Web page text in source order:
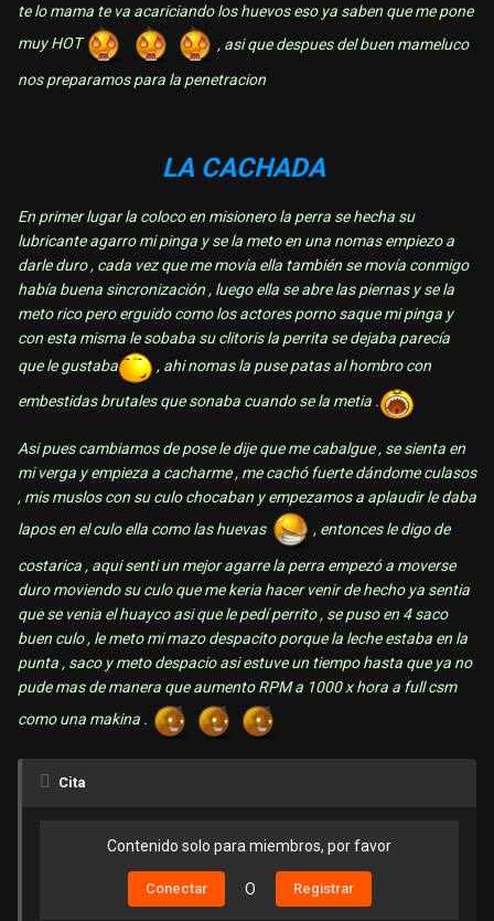
te lo mama te va acariciando los huevos eso ya saben que me pone
muy HOT
, asi que despues del buen mameluco
nos preparamos para la penetracion
LA CACHADA
En primer lugar la coloco en misionero la perra se hecha su
lubricante agarro mi pinga y se la meto en una nomas empiezo a
darle duro , cada vez que me movía ella también se movía conmigo
había buena sincronización , luego ella se abre las piernas y se la
meto rico pero erguido como los actores porno saque mi pinga y
con esta misma le sobaba su clitoris la perrita se dejaba parecía
que le gustaba
, ahi nomas la puse patas al hombro con
embestidas brutales que sonaba cuando se la metia .
Asi pues cambiamos de pose le dije que me cabalgue , se sienta en
mi verga y empieza a cacharme , me cachó fuerte dándome culasos
, mis muslos con su culo chocaban y empezamos a aplaudir le daba
lapos en el culo ella como las huevas
, entonces le digo de
costarica , aqui senti un mejor agarre la perra empezó a moverse
duro moviendo su culo que me keria hacer venir de hecho ya sentia
que se venia el huayco asi que le pedí perrito , se puso en 4 saco
buen culo , le meto mi mazo despacito porque la leche estaba en la
punta , saco y meto despacio asi estuve un tiempo hasta que ya no
pude mas de manera que aumento RPM a 1000 x hora a full csm
como una makina .
Cita
Contenido solo para miembros, por favor
Conectar O Registrar